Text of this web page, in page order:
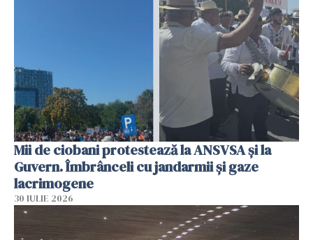
Mii de ciobani protestează la ANSVSA și la
Guvern. Îmbrânceli cu jandarmii și gaze
lacrimogene
30 IULIE 2026